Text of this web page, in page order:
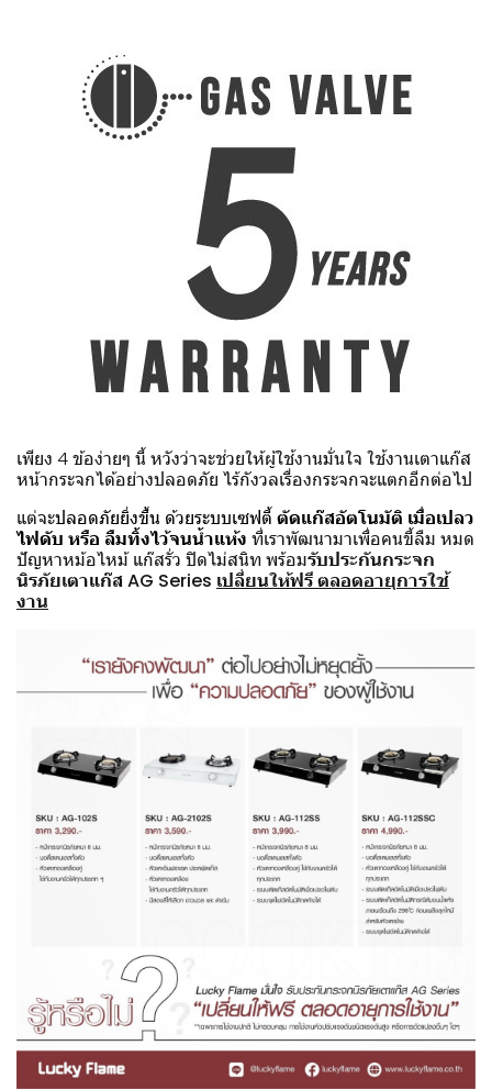
เพียง 4 ข้อง่ายๆ นี้ หวังว่าจะช่วยให้ผู้ใช้งานมั่นใจ ใช้งานเตาแก๊ส
หน้ากระจกได้อย่างปลอดภัย ไร้กังวลเรื่องกระจกจะแตกอีกต่อไป
แต่จะปลอดภัยยิ่งขึ้น ด้วยระบบเซฟตี้ ตัดแก๊สอัตโนมัติ เมื่อเปลว
ไฟดับ หรือ ลืมทิ้งไว้จนน้ำแห้ง ที่เราพัฒนามาเพื่อคนขี้ลืม หมด
ปัญหาหม้อไหม้ แก๊สรั่ว ปิดไม่สนิท พร้อมรับประกันกระจก
นิรภัยเตาแก๊ส AG Series เปลี่ยนให้ฟรี ตลอดอายุการใช้
งาน